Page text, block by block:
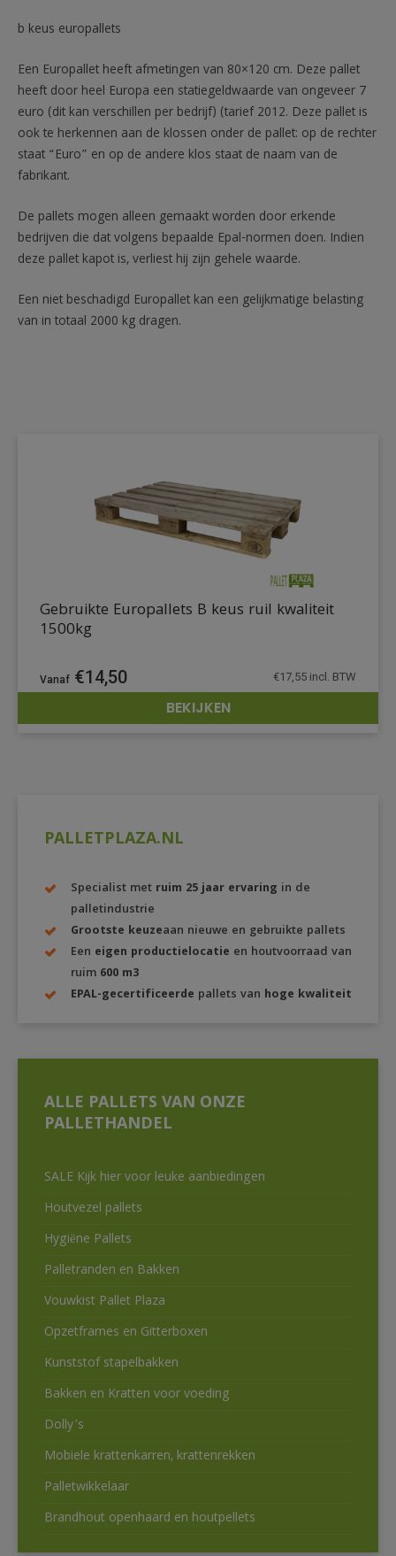
PALLETPLAZA.NL
Specialist met ruim 25 jaar ervaring in de
palletindustrie
Grootste keuzeaan nieuwe en gebruikte pallets
Een eigen productielocatie en houtvoorraad van
ruim 600 m3
EPAL-gecertificeerde pallets van hoge kwaliteit
ALLE PALLETS VAN ONZE
PALLETHANDEL
SALE Kijk hier voor leuke aanbiedingen
Houtvezel pallets
Hygiëne Pallets
Palletranden en Bakken
Vouwkist Pallet Plaza
Opzetframes en Gitterboxen
Kunststof stapelbakken
Bakken en Kratten voor voeding
Dolly’s
Mobiele krattenkarren, krattenrekken
Palletwikkelaar
Brandhout openhaard en houtpellets
b keus europallets
Een Europallet heeft afmetingen van 80×120 cm. Deze pallet
heeft door heel Europa een statiegeldwaarde van ongeveer 7
euro (dit kan verschillen per bedrijf) (tarief 2012. Deze pallet is
ook te herkennen aan de klossen onder de pallet: op de rechter
staat “Euro” en op de andere klos staat de naam van de
fabrikant.
De pallets mogen alleen gemaakt worden door erkende
bedrijven die dat volgens bepaalde Epal-normen doen. Indien
deze pallet kapot is, verliest hij zijn gehele waarde.
Een niet beschadigd Europallet kan een gelijkmatige belasting
van in totaal 2000 kg dragen.
DETAILS
Gebruikte Europallets B keus ruil kwaliteit
1500kg
€14,50 €17,55 incl. BTW
BEKIJKEN